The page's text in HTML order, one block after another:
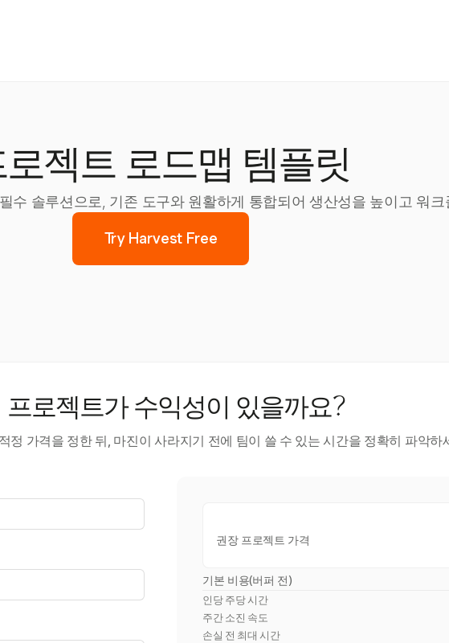
로젝트 로드맵 템플릿
수 솔루션으로, 기존 도구와 원활하게 통합되어 생산성을 높이고 워
Try Harvest Free
프로젝트가 수익성이 있을까요?
정 가격을 정한 뒤, 마진이 사라지기 전에 팀이 쓸 수 있는 시간을 정확히 파악하
권장 프로젝트 가격
기본 비용(버퍼 전)
인당 주당 시간
주간 소진 속도
손실 전 최대 시간